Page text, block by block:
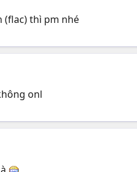
(flac) thì pm nhé
onl